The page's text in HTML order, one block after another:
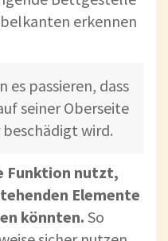
erkennen
es passieren, dass
seiner Oberseite
wird.
Funktion nutzt,
Elemente
könnten. So